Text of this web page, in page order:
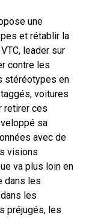
une
et rétablir la
leader sur
contre les
stéréotypes en
voitures
retirer ces
sa
avec de
visions
va plus loin en
dans les
les
préjugés, les